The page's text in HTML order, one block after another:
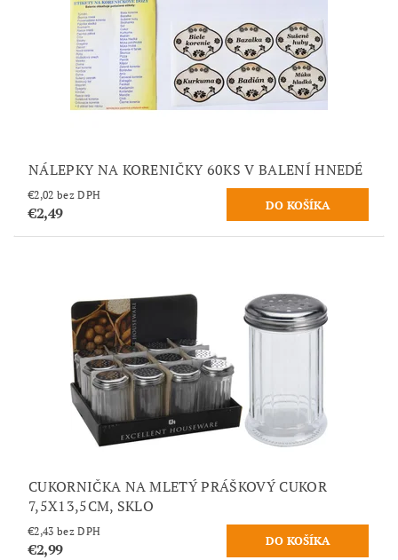
NÁLEPKY NA KORENIČKY 60KS V BALENÍ HNEDÉ
€2,02 bez DPH
€2,49
CUKORNIČKA NA MLETÝ PRÁŠKOVÝ CUKOR
7,5X13,5CM, SKLO
€2,43 bez DPH
€2,99